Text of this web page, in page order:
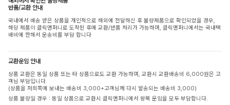
반품/교환 안내
국내에서 배송 받은 상품을 개인적으로 해외에 전달하신 후 불량제품으로 확인되었을 경우,
해당 제품이 클릭앤퍼니로 도착된 후에 교환/반품 처리가 가능하며, 클릭앤퍼니에서는 국내택
배비에 한해서 운송비를 부담 합니다
교환운임 안내
상품 교환은 동일 상품 또는 타 상품으로도 교환 가능하며, 교환시 교환배송비 6,000원은 고
객님 부담입니다.
(상품을 저희쪽에 보내는 배송비 3,000+고객님께 다시 발송되는 배송비 3,000)
상품 불량일 경우 : 동일 상품으로 교환시 클릭앤퍼니에서 왕복 운임을 모두 부담합니다.